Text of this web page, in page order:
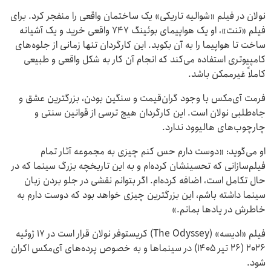
نولان در فیلم «شوالیه تاریکی» یک ساختمان واقعی را منفجر کرد. برای
فیلم «تنت»، او یک هواپیمای بوئینگ ۷۴۷ واقعی خرید و یک آشیانه
ساخت تا هواپیما را به آن بکوبد. این کارگردان تنها زمانی از جلوه‌های
کامپیوتری استفاده می‌کند که انجام آن کار به شکل واقعی و طبیعی
کاملاً غیرممکن باشد.
فرمت آی‌مکس با وجود گران‌قیمت و سنگین بودن، بزرگترین عشق و
جاه‌طلبی نولان است. این کارگردان هیچ ترسی از قوانین سنتی و
چارچوب‌های هالیوود ندارد.
او می‌گوید: «دوست دارم حس کنم چیزی به مجموعه آثار تمام
فیلم‌سازانی که تحسینشان کرده‌ام و به این تاریخچه بزرگ سینما که در
حال تکامل است، اضافه کرده‌ام. اگر بتوانم نقشی در جلو بردن زبان
سینما داشته باشم، این بزرگترین چیزی خواهد بود که دوست دارم به
خاطرش در یادها بمانم.»
فیلم «ادیسه» (The Odyssey) کریستوفر نولان قرار است در ۱۷ ژوئیه
۲۰۲۶ (۲۶ تیر ۱۴۰۵) در سینماها و به خصوص پرده‌های آی‌مکس اکران
شود.